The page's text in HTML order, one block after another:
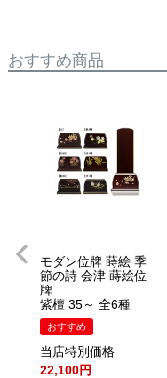
おすすめ商品
モダン位牌 蒔絵 季
節の詩 会津 蒔絵位
牌
紫檀 35～ 全6種
おすすめ
当店特別価格
22,100